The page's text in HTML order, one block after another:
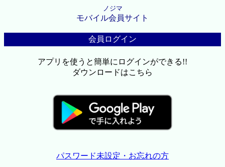
ノジマ
モバイル会員サイト
会員ログイン
アプリを使うと簡単にログインができる!!
ダウンロードはこちら
パスワード未設定・お忘れの方